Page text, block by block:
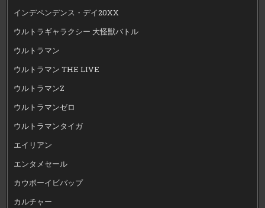
インデペンデンス・デイ20XX
ウルトラギャラクシー 大怪獣バトル
ウルトラマン
ウルトラマン THE LIVE
ウルトラマンZ
ウルトラマンゼロ
ウルトラマンタイガ
エイリアン
エンタメセール
カウボーイビバップ
カルチャー